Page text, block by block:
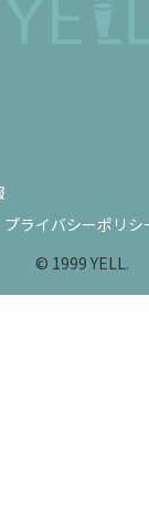
プライバシーポリシ
© 1999 YELL.